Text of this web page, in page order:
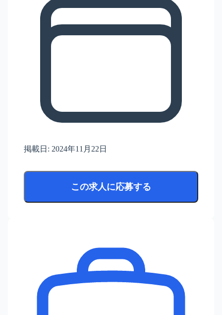
掲載日: 2024年11月22日
この求人に応募する